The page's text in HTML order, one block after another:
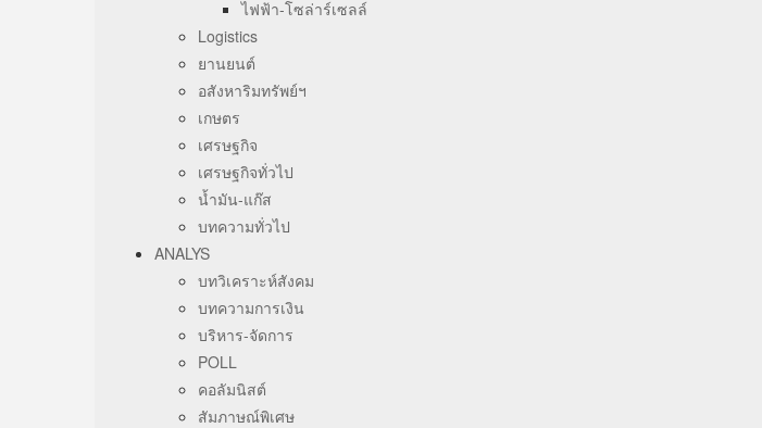
ไฟฟ้า-โซล่าร์เซลล์
Logistics
ยานยนต์
อสังหาริมทรัพย์ฯ
เกษตร
เศรษฐกิจ
เศรษฐกิจทั่วไป
น้ำมัน-แก๊ส
บทความทั่วไป
ANALYS
บทวิเคราะห์สังคม
บทความการเงิน
บริหาร-จัดการ
POLL
คอลัมนิสต์
สัมภาษณ์พิเศษ